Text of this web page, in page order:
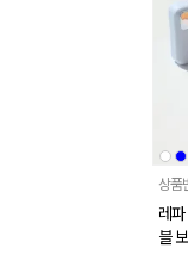
상품
레
블